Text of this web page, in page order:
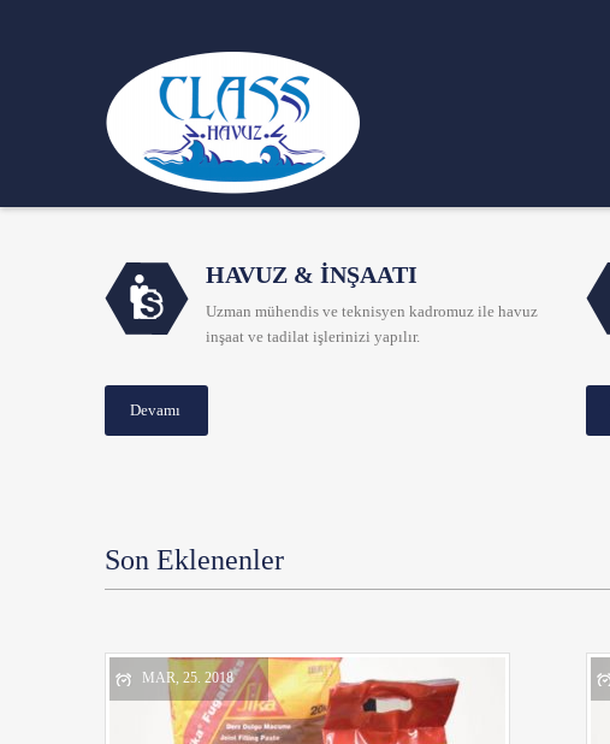
HAVUZ & İNŞAATI
Uzman mühendis ve teknisyen kadromuz ile havuz
inşaat ve tadilat işlerinizi yapılır.
Devamı
Son Eklenenler
MAR, 25. 2018